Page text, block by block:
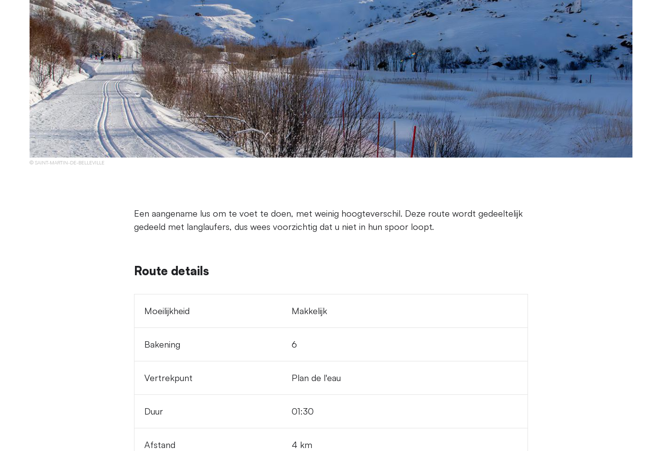
SAINT-MARTIN-DE-BELLEVILLE
Een aangename lus om te voet te doen, met weinig hoogteverschil. Deze route wordt gedeeltelijk
gedeeld met langlaufers, dus wees voorzichtig dat u niet in hun spoor loopt.
Route details
Moeilijkheid Makkelijk
Bakening 6
Vertrekpunt Plan de l'eau
Duur 01:30
Afstand 4 km